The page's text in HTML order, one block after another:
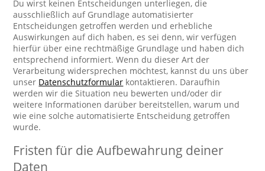
Du wirst keinen Entscheidungen unterliegen, die
ausschließlich auf Grundlage automatisierter
Entscheidungen getroffen werden und erhebliche
Auswirkungen auf dich haben, es sei denn, wir verfügen
hierfür über eine rechtmäßige Grundlage und haben dich
entsprechend informiert. Wenn du dieser Art der
Verarbeitung widersprechen möchtest, kannst du uns über
unser Datenschutzformular kontaktieren. Daraufhin
werden wir die Situation neu bewerten und/oder dir
weitere Informationen darüber bereitstellen, warum und
wie eine solche automatisierte Entscheidung getroffen
wurde.
Fristen für die Aufbewahrung deiner
Daten